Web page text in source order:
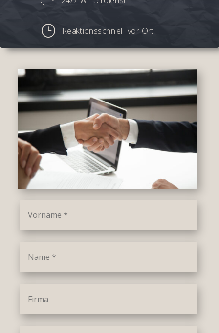
} Reaktionsschnell vor Ort
Angebotsanfrage